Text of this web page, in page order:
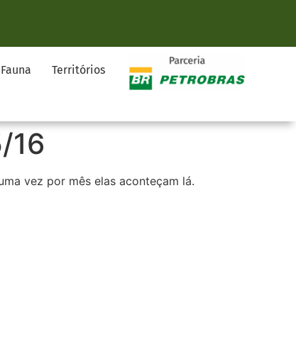
Fauna Territórios
16
vez por mês elas aconteçam lá.